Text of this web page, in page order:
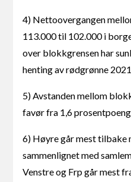
4) Nettoovergangen
113.000 til 102.000 i
over blokkgrensen har
henting av rødgrønne
5) Avstanden mellom
favør fra 1,6
6) Høyre går mest tilbake
sammenlignet med
Venstre og Frp går mest